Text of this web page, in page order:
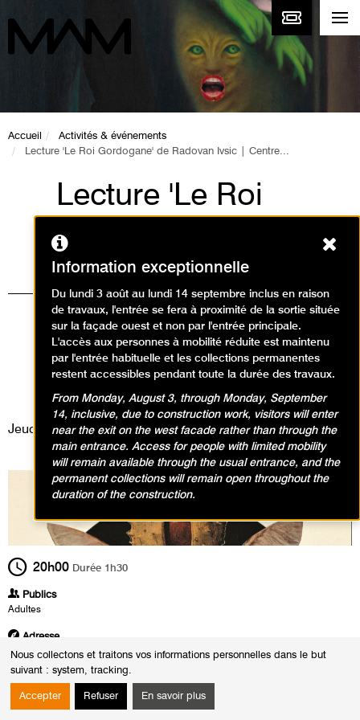
Nous collectons et traitons vos informations personnelles dans le but
suivant : system, tracking.
Accepter Refuser En savoir plus
Accueil
Activités & événements
Lecture 'Le Roi Gordogane' de Radovan Ivsic | Centre...
Lecture 'Le Roi
Gordogane' de
Radovan Ivsic |
Centre culturel
tchèque Paris |
Toyen, l'écart absolu
Événement / Lecture
Jeudi 31 mars 2022
20h00 Durée 1h30
Publics
Adultes
Adresse
Centre culturel tchèque de Paris
18 rue Bonaparte
75006 Paris
Information exceptionnelle
Du lundi 3 août au lundi 14 septembre inclus en raison
de travaux, l'entrée se fera à proximité de la sortie située
sur la façade ouest et non par l'entrée principale.
L'accès aux personnes à mobilité réduite est maintenu
par l'entrée habituelle et les collections permanentes
restent accessibles pendant toute la durée des travaux.
From Monday, August 3, through Monday, September
14, inclusive, due to construction work, visitors will enter
near the exit on the west facade rather than through the
main entrance. Access for people with limited mobility
will remain available through the usual entrance, and the
permanent collections will remain open throughout the
duration of the construction.